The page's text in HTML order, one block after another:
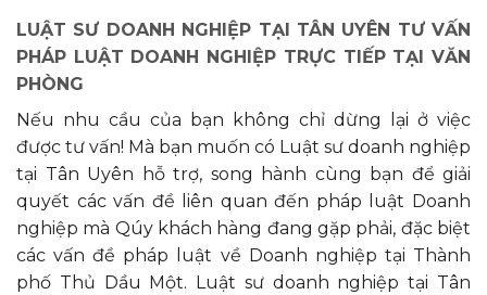
LUẬT SƯ DOANH NGHIỆP TẠI TÂN UYÊN TƯ VẤN
PHÁP LUẬT DOANH NGHIỆP TRỰC TIẾP TẠI VĂN
PHÒNG
Nếu nhu cầu của bạn không chỉ dừng lại ở việc
được tư vấn! Mà bạn muốn có Luật sư doanh nghiệp
tại Tân Uyên hỗ trợ, song hành cùng bạn để giải
quyết các vấn đề liên quan đến pháp luật Doanh
nghiệp mà Qúy khách hàng đang gặp phải, đặc biệt
các vấn đề pháp luật về Doanh nghiệp tại Thành
phố Thủ Dầu Một. Luật sư doanh nghiệp tại Tân